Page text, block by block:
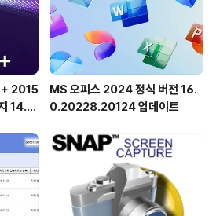
wiztree_4_28_setup.e
2015
14.5
MS 오피스 2024 정식 버전 16.
0.20228.20124 업데이트